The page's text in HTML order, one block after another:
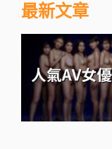
最新文章